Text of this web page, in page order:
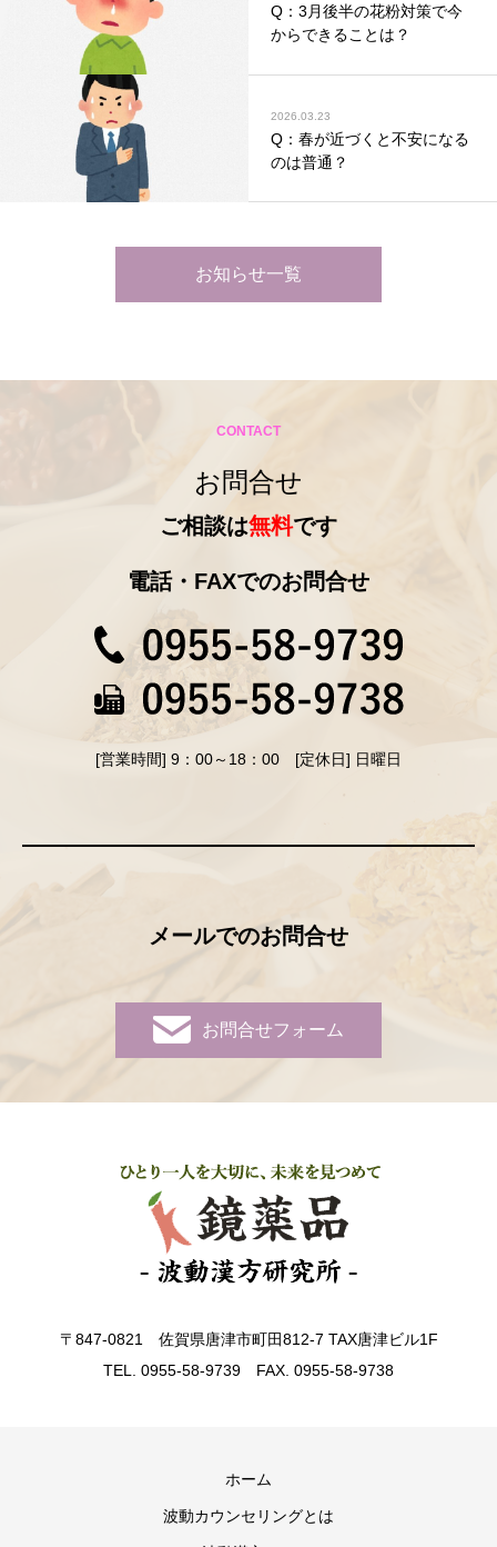
Q：3月後半の花粉対策で今
からできることは？
2026.03.23
Q：春が近づくと不安になる
のは普通？
お知らせ一覧
CONTACT
お問合せ
ご相談は無料です
電話・FAXでのお問合せ
[営業時間] 9：00～18：00 [定休日] 日曜日
メールでのお問合せ
お問合せフォーム
〒847-0821 佐賀県唐津市町田812-7 TAX唐津ビル1F
TEL. 0955-58-9739 FAX. 0955-58-9738
ホーム
波動カウンセリングとは